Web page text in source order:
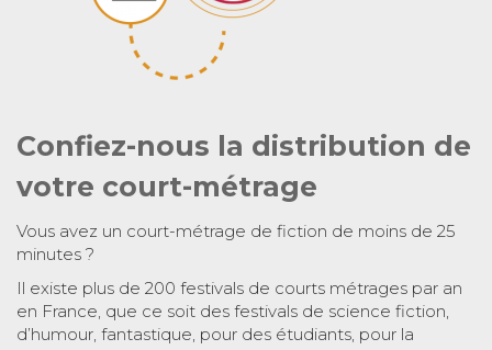
Confiez-nous la distribution de
votre court-métrage
Vous avez un court-métrage de fiction de moins de 25
minutes ?
Il existe plus de 200 festivals de courts métrages par an
en France, que ce soit des festivals de science fiction,
d’humour, fantastique, pour des étudiants, pour la